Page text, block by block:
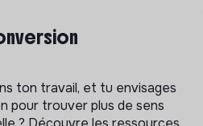
ton travail, et tu envisages
pour trouver plus de sens